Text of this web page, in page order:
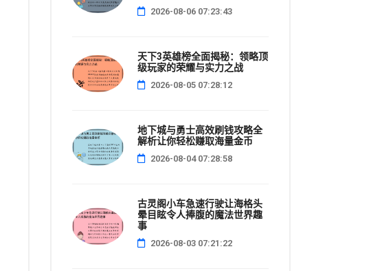
2026-08-06 07:23:43
天下3英雄榜全面揭秘：领略顶
级玩家的荣耀与实力之战
2026-08-05 07:28:12
地下城与勇士高效刷钱攻略全
解析让你轻松赚取海量金币
2026-08-04 07:28:58
古灵阁小车急速行驶让海格头
晕目眩令人捧腹的魔法世界趣
事
2026-08-03 07:21:22